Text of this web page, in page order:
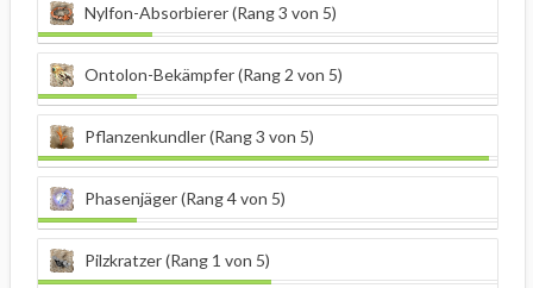
Nylfon-Absorbierer (Rang 3 von 5)
Ontolon-Bekämpfer (Rang 2 von 5)
Pflanzenkundler (Rang 3 von 5)
Phasenjäger (Rang 4 von 5)
Pilzkratzer (Rang 1 von 5)